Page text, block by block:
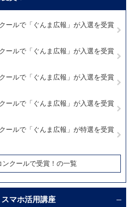
ールで「ぐんま広報」が入選を受賞
ールで「ぐんま広報」が入選を受賞
ールで「ぐんま広報」が入選を受賞
ールで「ぐんま広報」が入選を受賞
ールで「ぐんま広報」が特選を受賞
ンクールで受賞！の一覧
マホ活用講座